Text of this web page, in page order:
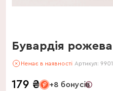
Бувардія рожева
Немає в наявності Артикул: 9901
179 ₴ +8 бонусів